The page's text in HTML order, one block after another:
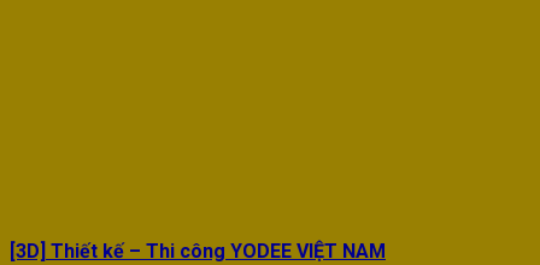
[3D] Thiết kế – Thi công YODEE VIỆT NAM